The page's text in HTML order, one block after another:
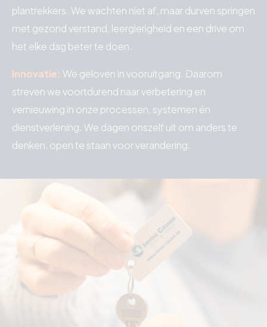
plantrekkers. We wachten niet af, maar durven springen
met gezond verstand, leergierigheid en een drive om
het elke dag beter te doen.
Innovatie: We geloven in vooruitgang. Daarom
streven we voortdurend naar verbetering en
vernieuwing in onze processen, systemen én
dienstverlening. We dagen onszelf uit om anders te
denken, open te staan voor verandering.